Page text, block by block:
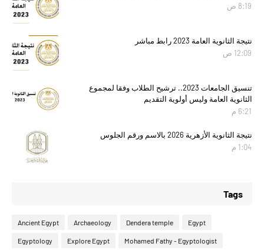
8:19 ص
نتيجة الثانوية العامة 2023 رابط مباشر
12:09 ص
تنسيق الجامعات 2023.. ترشيح الطلاب وفقا لمجموع
الثانوية العامة وليس أولوية التقديم
6:21 م
نتيجة الثانوية الأزهرية 2026 بالاسم ورقم الجلوس
1:04 م
Tags
Ancient Egypt Archaeology Dendera temple Egypt
Egyptology Explore Egypt Mohamed Fathy - Egyptologist